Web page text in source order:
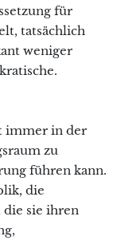
für
tatsächlich
weniger
immer in der
zu
führen kann.
die
die sie ihren